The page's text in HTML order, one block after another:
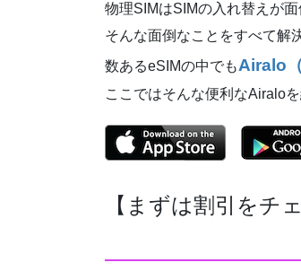
物理SIMはSIMの入れ替えが
そんな面倒なことをすべて解
数あるeSIMの中でもAiralo
ここではそんな便利なAiraloを
【まずは割引をチ